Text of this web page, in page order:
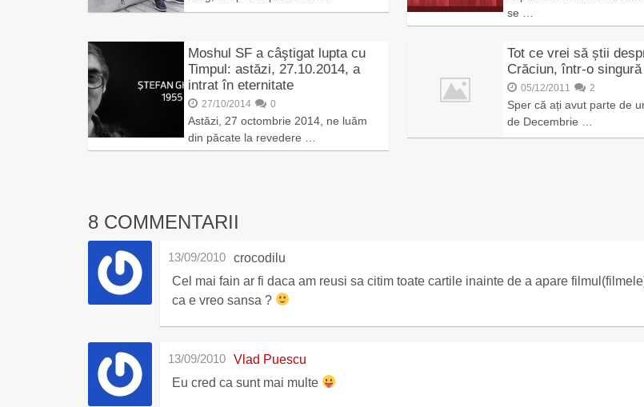
se …
Moshul SF a câştigat lupta cu
Timpul: astăzi, 27.10.2014, a
intrat în eternitate
27/10/2014 0
Astăzi, 27 octombrie 2014, ne luăm
din păcate la revedere …
Tot ce vrei să știi
Crăciun, într-o
05/12/2011 2
Sper că ați avut parte de
de Decembrie …
8 COMMENTARII
crocodilu
13/09/2010
Cel mai fain ar fi daca am reusi sa citim toate cartile inainte de a apare
ca e vreo sansa ?
Vlad Puescu
13/09/2010
Eu cred ca sunt mai multe